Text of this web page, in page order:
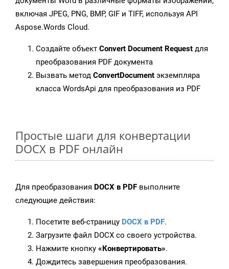
включая JPEG, PNG, BMP, GIF и TIFF, используя API
Aspose.Words Cloud.
Создайте объект Convert Document Request для
преобразования PDF документа
Вызвать метод ConvertDocument экземпляра
класса WordsApi для преобразования из PDF
Простые шаги для конвертации
DOCX в PDF онлайн
Для преобразования DOCX в PDF выполните
следующие действия:
Посетите веб-страницу DOCX в PDF.
Загрузите файл DOCX со своего устройства.
Нажмите кнопку «Конвертировать».
Дождитесь завершения преобразования.